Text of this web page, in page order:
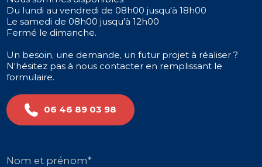
Nom et prénom*
Du lundi au vendredi de 08h00 jusqu'à 18h00
Le samedi de 08h00 jusqu'à 12h00
Fermé le dimanche.
Un besoin, une demande, un futur projet à réaliser ?
N'hésitez pas à nous contacter en remplissant le
formulaire.
06 46 89 03 98